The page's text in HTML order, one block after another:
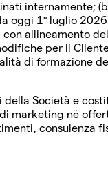
internamente;
oggi 1° luglio
allineamento
per il
di formazione
della Società e
marketing né
consulenza